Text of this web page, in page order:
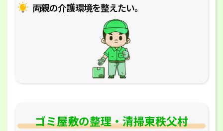
両親の介護環境を整えたい｡
ゴミ屋敷の整理・清掃東秩父村